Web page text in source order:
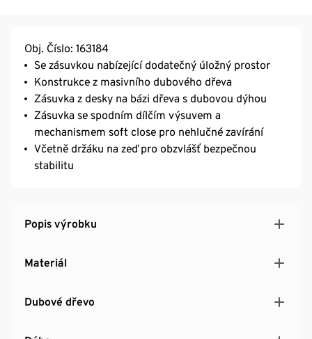
Obj. Číslo: 163184
Se zásuvkou nabízející dodatečný úložný prostor
Konstrukce z masivního dubového dřeva
Zásuvka z desky na bázi dřeva s dubovou dýhou
Zásuvka se spodním dílčím výsuvem a
mechanismem soft close pro nehlučné zavírání
Včetně držáku na zeď pro obzvlášť bezpečnou
stabilitu
Popis výrobku
Materiál
Dubové dřevo